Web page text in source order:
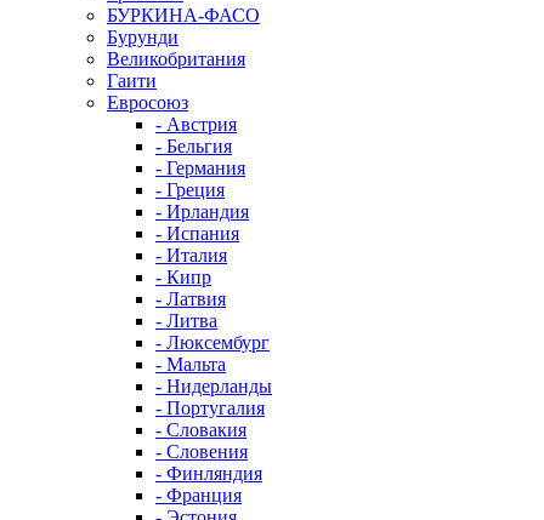
БУРКИНА-ФАСО
Бурунди
Великобритания
Гаити
Евросоюз
- Австрия
- Бельгия
- Германия
- Греция
- Ирландия
- Испания
- Италия
- Кипр
- Латвия
- Литва
- Люксембург
- Мальта
- Нидерланды
- Португалия
- Словакия
- Словения
- Финляндия
- Франция